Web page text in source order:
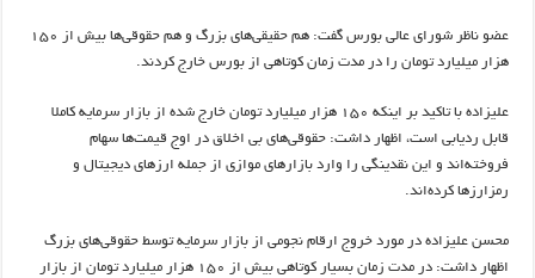
عضو ناظر شورای عالی بورس گفت: هم حقیقی‌های بزرگ و هم حقوقی‌ها بیش از ۱۵۰
هزار میلیارد تومان را در مدت زمان کوتاهی از بورس خارج کردند. ‌
علیزاده با تاکید بر اینکه ۱۵۰ هزار میلیارد تومان خارج شده از بازار سرمایه کاملا
قابل ردیابی است، اظهار داشت: حقوقی‌های بی اخلاق در اوج قیمت‌ها سهام
فروخته‌اند و این نقدینگی را وارد بازارهای موازی از جمله ارزهای دیجیتال و
رمزارزها کرده‌اند.
محسن علیزاده در مورد خروج ارقام نجومی از بازار سرمایه توسط حقوقی‌های بزرگ
اظهار داشت: در مدت زمان بسیار کوتاهی بیش از ۱۵۰ هزار میلیارد تومان از بازار